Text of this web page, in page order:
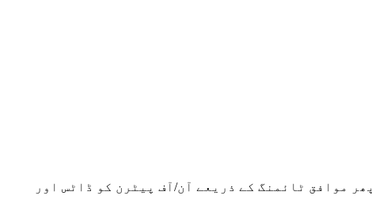
موافق ٹائمنگ کے ذریعے آن/آف پیٹرن کو ڈاٹس اور